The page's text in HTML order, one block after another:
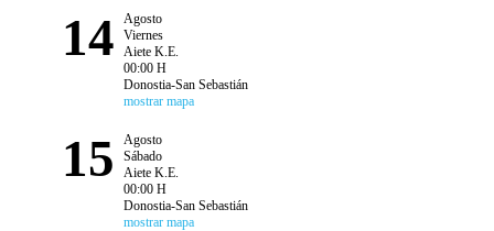
14
Agosto
Viernes
Aiete K.E.
00:00 H
Donostia-San Sebastián
mostrar mapa
15
Agosto
Sábado
Aiete K.E.
00:00 H
Donostia-San Sebastián
mostrar mapa